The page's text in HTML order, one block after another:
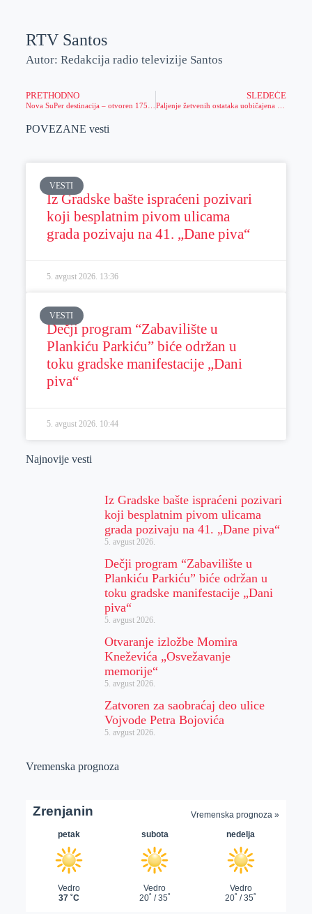
RTV Santos
Autor: Redakcija radio televizije Santos
PRETHODNO SLEDEĆE
POVEZANE vesti
VESTI
Iz Gradske bašte ispraćeni pozivari
koji besplatnim pivom ulicama
grada pozivaju na 41. „Dane piva“
5. avgust 2026. 13:36
VESTI
Dečji program “Zabavilište u
Plankiću Parkiću” biće održan u
toku gradske manifestacije „Dani
piva“
5. avgust 2026. 10:44
Najnovije vesti
Iz Gradske bašte ispraćeni pozivari
koji besplatnim pivom ulicama
grada pozivaju na 41. „Dane piva“
5. avgust 2026.
Dečji program “Zabavilište u
Plankiću Parkiću” biće održan u
toku gradske manifestacije „Dani
piva“
5. avgust 2026.
Otvaranje izložbe Momira
Kneževića „Osvežavanje
memorije“
5. avgust 2026.
Zatvoren za saobraćaj deo ulice
Vojvode Petra Bojovića
5. avgust 2026.
Vremenska prognoza